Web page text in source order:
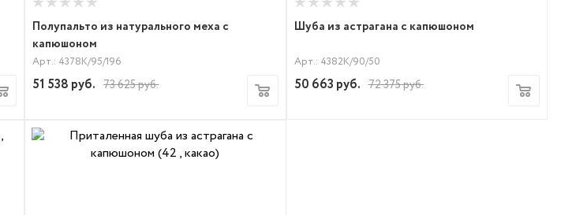
Полупальто из натурального меха с
капюшоном
Арт.: 4378К/95/196
51 538 руб. 73 625руб.
Шуба из астрагана с капюшоном
Арт.: 4382К/90/50
50 663 руб. 72 375руб.